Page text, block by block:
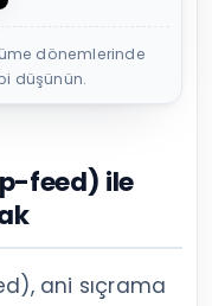
dönemlerinde
düşünün.
feed) ile
ani sıçrama